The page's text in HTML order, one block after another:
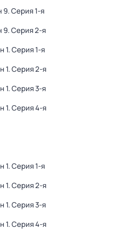
9. Серия 1-я
9. Серия 2-я
1. Серия 1-я
1. Серия 2-я
1. Серия 3-я
1. Серия 4-я
1. Серия 1-я
1. Серия 2-я
1. Серия 3-я
1. Серия 4-я